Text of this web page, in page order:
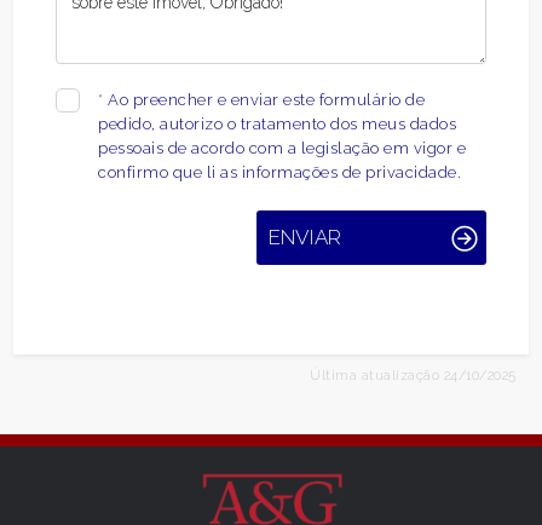
*Ao preencher e enviar este formulário de
pedido, autorizo ​​o tratamento dos meus dados
pessoais de acordo com a legislação em vigor e
confirmo que li as informações de privacidade.
ENVIAR
Última atualização 24/10/2025